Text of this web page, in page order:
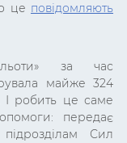
це повідомляють
за час
майже 324
І робить це саме
передає
Сил